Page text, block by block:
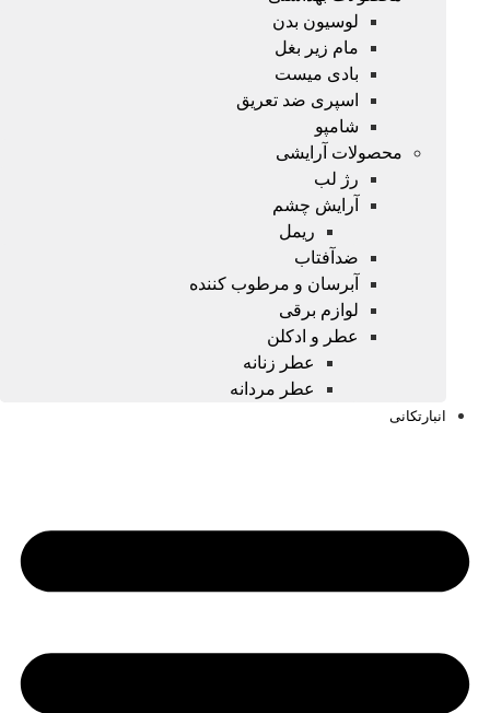
لوسیون بدن
مام زیر بغل
بادی میست
اسپری ضد تعریق
شامپو
محصولات آرایشی
رژ لب
آرایش چشم
ریمل
ضدآفتاب
آبرسان و مرطوب کننده
لوازم برقی
عطر و ادکلن
عطر زنانه
عطر مردانه
انبارتکانی